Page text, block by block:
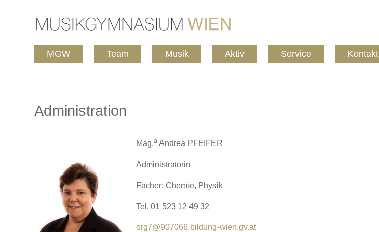
MGW Team Musik Aktiv Service Kontakt
Administration
Mag.aAndrea PFEIFER
Administratorin
Fächer: Chemie, Physik
Tel. 01 523 12 49 32
org7@907066.bildung-wien.gv.at